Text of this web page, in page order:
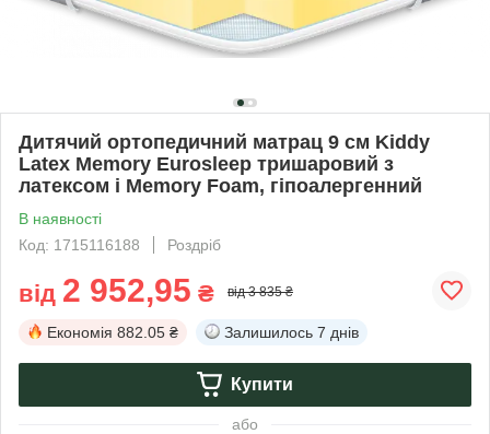
Дитячий ортопедичний матрац 9 см Kiddy
Latex Memory Eurosleep тришаровий з
латексом і Memory Foam, гіпоалергенний
В наявності
Код: 1715116188
Роздріб
від 2 952,95 ₴ від 3 835 ₴
Економія 882.05 ₴ Залишилось 7 днів
Купити
або